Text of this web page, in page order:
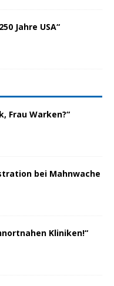
Jahre USA“
Frau Warken?“
bei Mahnwache
Kliniken!“